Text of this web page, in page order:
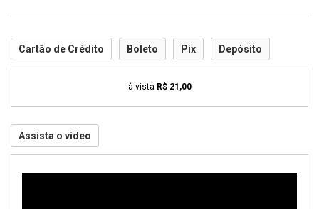
Cartão de Crédito Boleto Pix Depósito
à vista R$ 21,00
Assista o vídeo